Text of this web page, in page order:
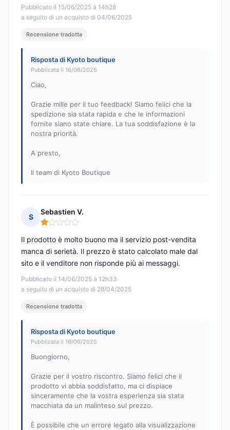
Pubblicato il 15/06/2025 à 14h28
a seguito di un acquisto di 04/06/2025
Recensione tradotta
Risposta di Kyoto boutique
Pubblicata il 16/06/2025
Ciao,
Grazie mille per il tuo feedback! Siamo felici che la
spedizione sia stata rapida e che le informazioni
fornite siano state chiare. La tua soddisfazione è la
nostra priorità.
A presto,
Il team di Kyoto Boutique
S
Sebastien V.
Nota: 1 su 5
Pubblicato il 14/06/2025 à 12h33
a seguito di un acquisto di 28/04/2025
Il prodotto è molto buono ma il servizio post-vendita
manca di serietà. Il prezzo è stato calcolato male dal
sito e il venditore non risponde più ai messaggi.
Recensione tradotta
Risposta di Kyoto boutique
Pubblicata il 16/06/2025
Buongiorno,
Grazie per il vostro riscontro. Siamo felici che il
prodotto vi abbia soddisfatto, ma ci dispiace
sinceramente che la vostra esperienza sia stata
macchiata da un malinteso sul prezzo.
È possibile che un errore legato alla visualizzazione